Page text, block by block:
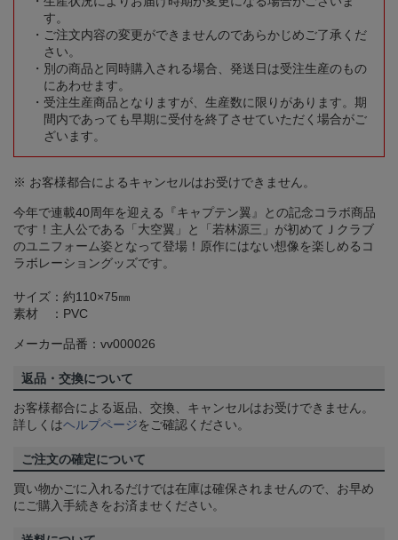
す。
ご注文内容の変更ができませんのであらかじめご了承くだ
さい。
別の商品と同時購入される場合、発送日は受注生産のもの
にあわせます。
受注生産商品となりますが、生産数に限りがあります。期
間内であっても早期に受付を終了させていただく場合がご
ざいます。
※ お客様都合によるキャンセルはお受けできません。
今年で連載40周年を迎える『キャプテン翼』との記念コラボ商品
です！主人公である「大空翼」と「若林源三」が初めてＪクラブ
のユニフォーム姿となって登場！原作にはない想像を楽しめるコ
ラボレーショングッズです。
サイズ：約110×75㎜
素材 ：PVC
メーカー品番：vv000026
返品・交換について
お客様都合による返品、交換、キャンセルはお受けできません。
詳しくはヘルプページをご確認ください。
ご注文の確定について
買い物かごに入れるだけでは在庫は確保されませんので、お早め
にご購入手続きをお済ませください。